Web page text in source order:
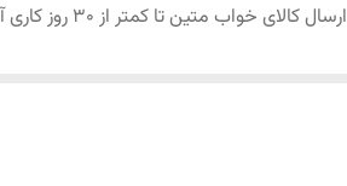
ارسال کالای خواب متین تا کمتر از 30 روز کاری آینده